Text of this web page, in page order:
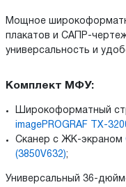
Мощное
плакатов и САПР-
универсальность и
Комплект МФУ:
Широкоформатный
imagePROGRAF TX-
Сканер с ЖК-экраном
(3850V632);
Универсальный 36-